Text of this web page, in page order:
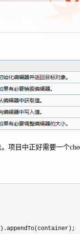
目中正好需要一个